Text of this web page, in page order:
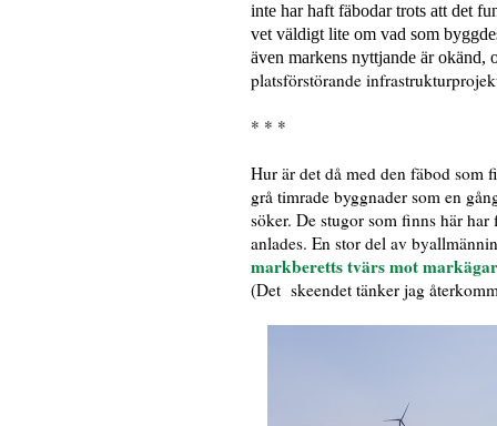
inte har haft fäbodar trots att det
vet väldigt lite om vad som
även markens nyttjande är okänd,
platsförstörande
* * *
Hur är det då med den fäbod som
grå timrade byggnader som en
söker. De stugor som finns här
anlades. En stor del av
markberetts tvärs mot
(Det skeendet tänker jag